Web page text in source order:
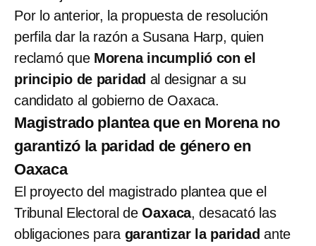
Por lo anterior, la propuesta de resolución
perfila dar la razón a Susana Harp, quien
reclamó que Morena incumplió con el
principio de paridad al designar a su
candidato al gobierno de Oaxaca.
Magistrado plantea que en Morena no
garantizó la paridad de género en
Oaxaca
El proyecto del magistrado plantea que el
Tribunal Electoral deOaxaca, desacató las
obligaciones para garantizar la paridad ante